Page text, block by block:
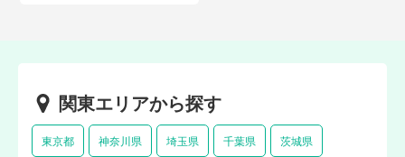
関東エリアから探す
東京都 神奈川県 埼玉県 千葉県 茨城県